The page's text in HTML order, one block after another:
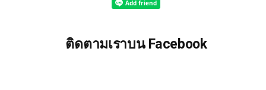
ติดตามเราบน Facebook